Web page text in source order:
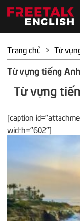
Trang chủ > Từ
Từ vựng tiếng
Từ vựng
[caption
width="602"]